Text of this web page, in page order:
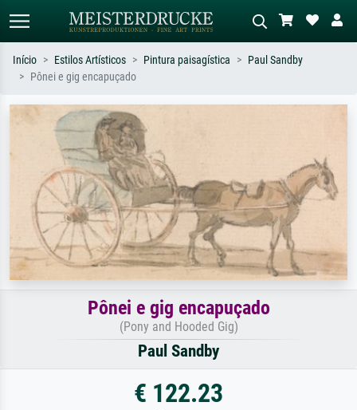
Pesquise por artista, título ou estilo –
ex: Monet, Noite Estrelada,
impressionismo, onda de Hokusai, nu.
Início Estilos Artísticos Pintura paisagística
Paul Sandby
Pônei e gig encapuçado
Pônei e gig encapuçado
(Pony and Hooded Gig)
Paul Sandby
€ 122.23